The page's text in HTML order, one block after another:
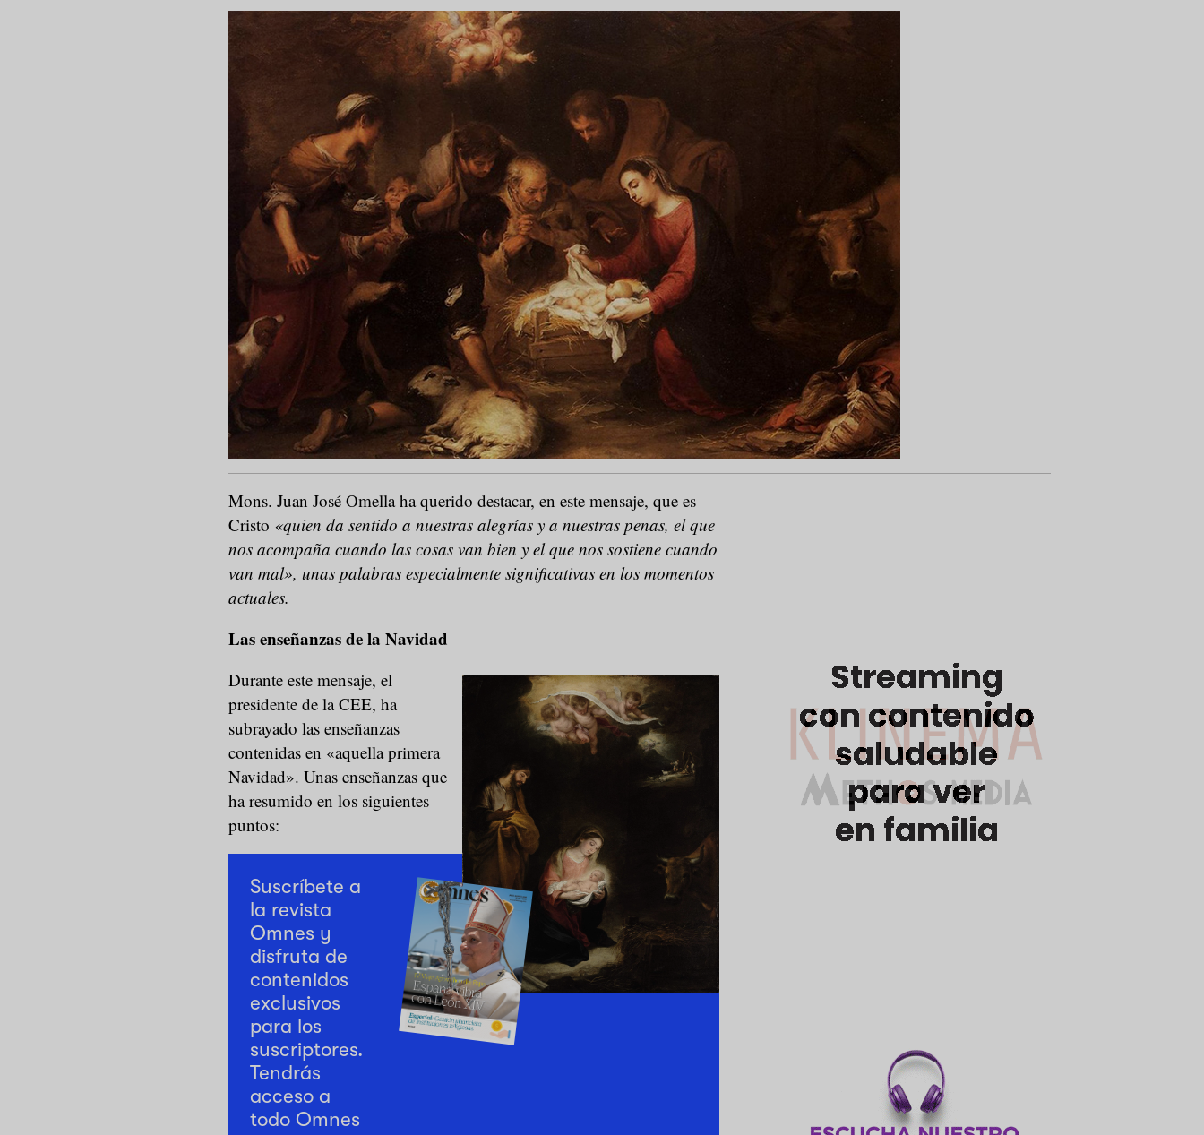
Mons. Juan José Omella ha querido destacar, en este mensaje, que es
Cristo «quien da sentido a nuestras alegrías y a nuestras penas, el que
nos acompaña cuando las cosas van bien y el que nos sostiene cuando
van mal», unas palabras especialmente significativas en los momentos
actuales.
Las enseñanzas de la Navidad
Durante este mensaje, el
presidente de la CEE, ha
subrayado las enseñanzas
contenidas en «aquella primera
Navidad». Unas enseñanzas que
ha resumido en los siguientes
puntos:
Suscríbete a
la revista
Omnes y
disfruta de
contenidos
exclusivos
para los
suscriptores.
Tendrás
acceso a
todo Omnes